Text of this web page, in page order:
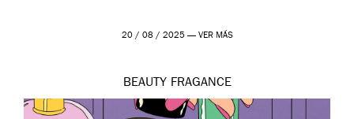
20 / 08 / 2025 — VER MÁS
BEAUTY FRAGANCE